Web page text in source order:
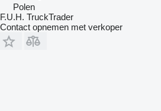
Polen
F.U.H. TruckTrader
Contact opnemen met verkoper